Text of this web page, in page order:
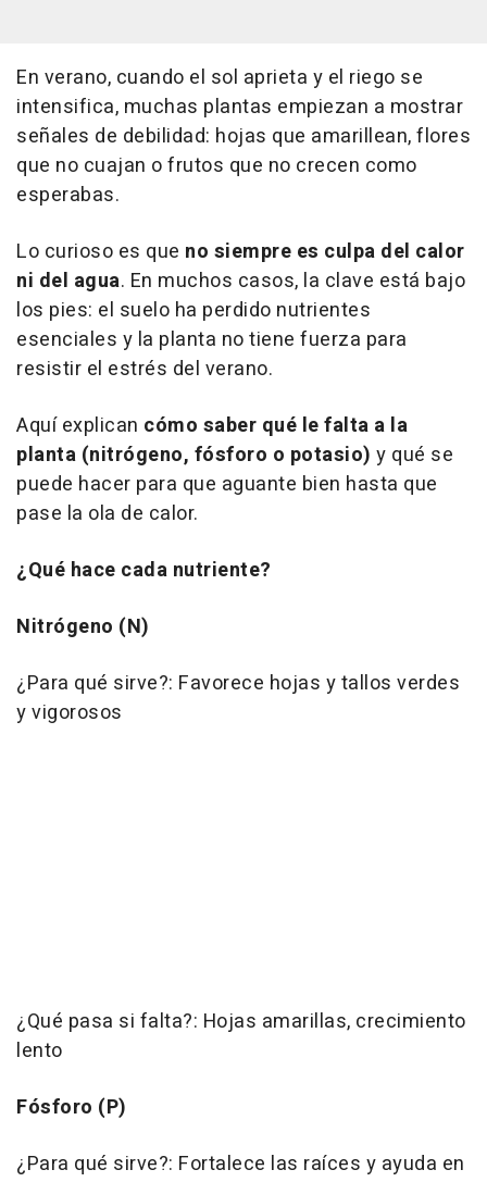
En verano, cuando el sol aprieta y el riego se
intensifica, muchas plantas empiezan a mostrar
señales de debilidad: hojas que amarillean, flores
que no cuajan o frutos que no crecen como
esperabas.
Lo curioso es que no siempre es culpa del calor
ni del agua. En muchos casos, la clave está bajo
los pies: el suelo ha perdido nutrientes
esenciales y la planta no tiene fuerza para
resistir el estrés del verano.
Aquí explican cómo saber qué le falta a la
planta (nitrógeno, fósforo o potasio) y qué se
puede hacer para que aguante bien hasta que
pase la ola de calor.
¿Qué hace cada nutriente?
Nitrógeno (N)
¿Para qué sirve?: Favorece hojas y tallos verdes
y vigorosos
¿Qué pasa si falta?: Hojas amarillas, crecimiento
lento
Fósforo (P)
¿Para qué sirve?: Fortalece las raíces y ayuda en